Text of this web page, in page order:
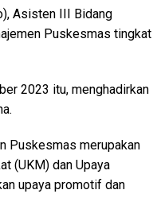
Asisten III Bidang
Puskesmas tingkat
2023 itu, menghadirkan
Puskesmas merupakan
(UKM) dan Upaya
upaya promotif dan